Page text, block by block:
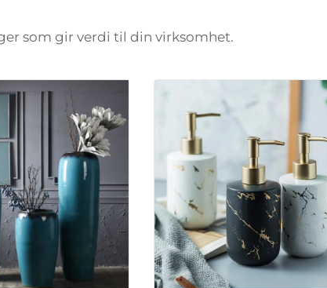
som gir verdi til din virksomhet.